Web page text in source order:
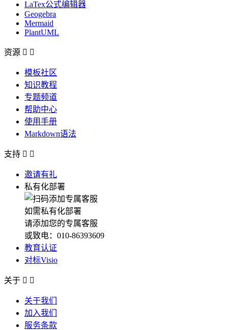
LaTex公式编辑器
Geogebra
Mermaid
PlantUML
资源  
模板社区
知识教程
专题频道
帮助中心
使用手册
Markdown语法
支持  
邀请有礼
私有化部署
如需私有化部署
请添加您的专属客服
或致电：010-86393609
教育认证
对标Visio
关于  
关于我们
加入我们
服务条款